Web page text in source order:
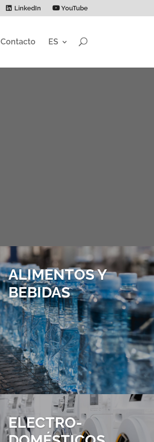
LinkedIn YouTube
Contacto ES
ALIMENTOS Y
BEBIDAS
ELECTRO­